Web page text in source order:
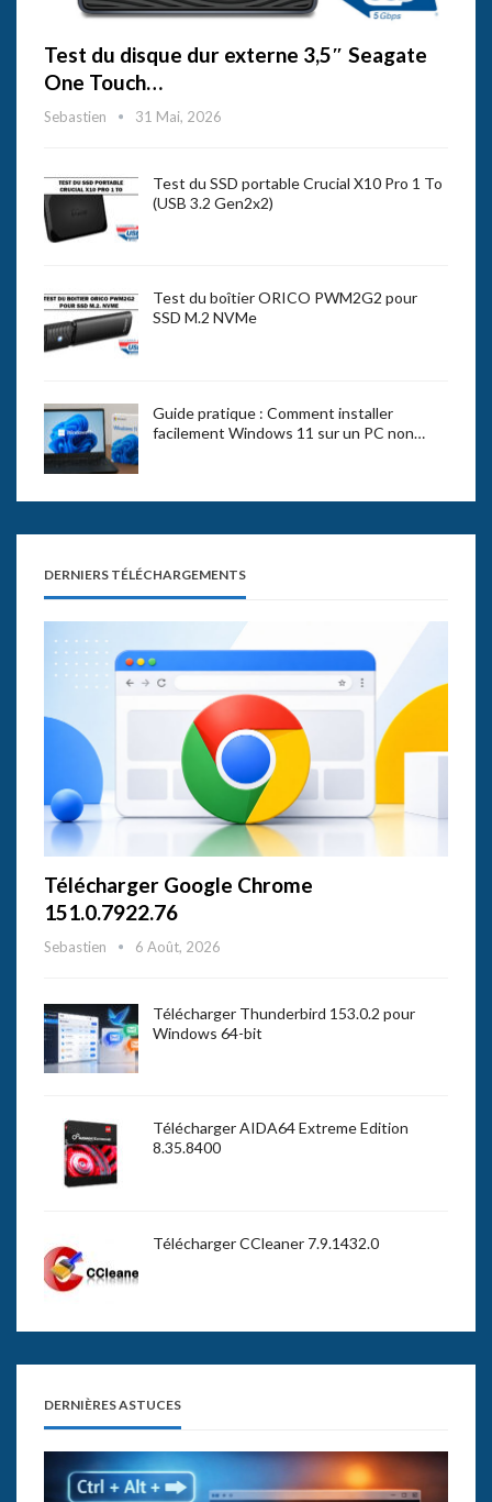
Test du disque dur externe 3,5″ Seagate
One Touch…
Sebastien 31 Mai, 2026
Test du SSD portable Crucial X10 Pro 1 To
(USB 3.2 Gen2x2)
Test du boîtier ORICO PWM2G2 pour
SSD M.2 NVMe
Guide pratique : Comment installer
facilement Windows 11 sur un PC non…
DERNIERS TÉLÉCHARGEMENTS
Télécharger Google Chrome
151.0.7922.76
Sebastien 6 Août, 2026
Télécharger Thunderbird 153.0.2 pour
Windows 64-bit
Télécharger AIDA64 Extreme Edition
8.35.8400
Télécharger CCleaner 7.9.1432.0
DERNIÈRES ASTUCES